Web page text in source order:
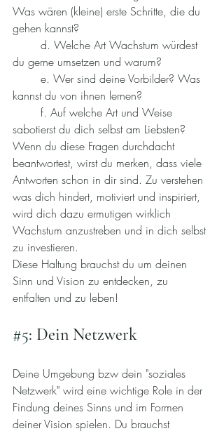
Was wären (kleine) erste Schritte, die du
gehen kannst?
du gerne umsetzen und warum?
kannst du von ihnen lernen?
sabotierst du dich selbst am Liebsten?
Wenn du diese Fragen durchdacht
beantwortest, wirst du merken, dass viele
Antworten schon in dir sind. Zu verstehen
was dich hindert, motiviert und inspiriert,
wird dich dazu ermutigen wirklich
Wachstum anzustreben und in dich selbst
zu investieren.
Diese Haltung brauchst du um deinen
Sinn und Vision zu entdecken, zu
entfalten und zu leben!
#5: Dein Netzwerk
Deine Umgebung bzw dein "soziales
Netzwerk" wird eine wichtige Role in der
Findung deines Sinns und im Formen
deiner Vision spielen. Du brauchst